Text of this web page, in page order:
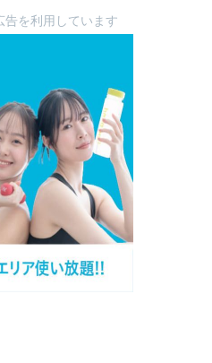
告を利用しています